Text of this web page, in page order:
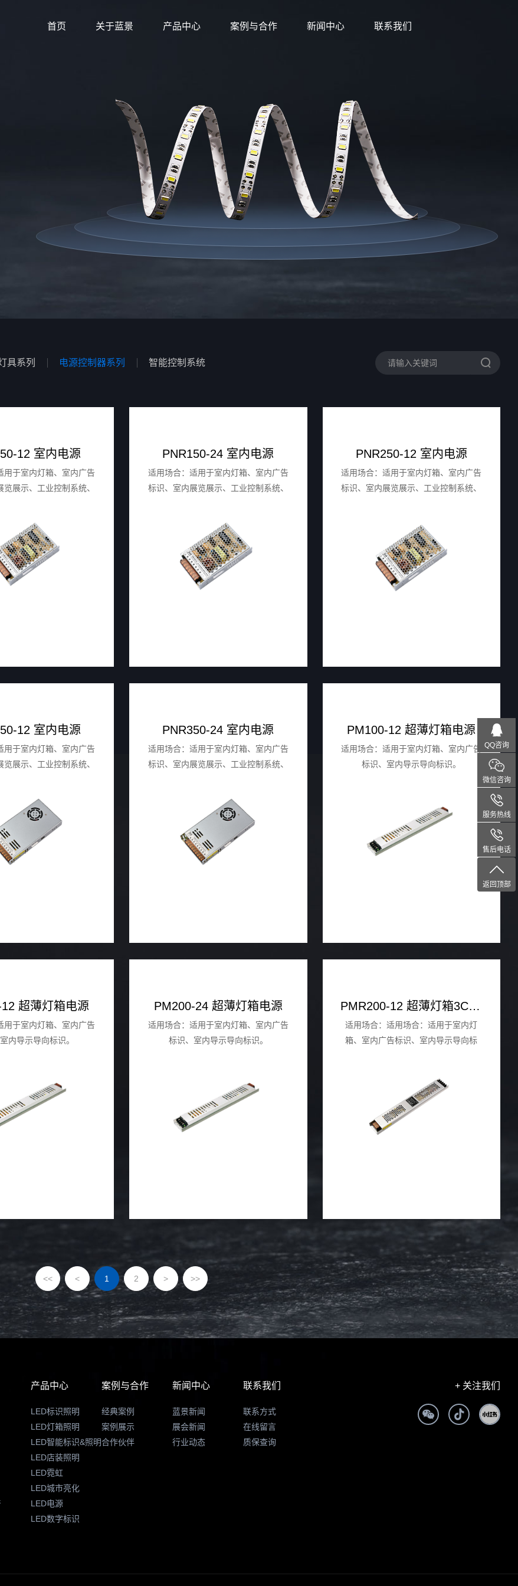
首页 关于蓝景 产品中心 案例与合作 新闻中心 联系我们
具系列 电源控制器系列 智能控制系统
12 室内电源
用于室内灯箱、室内广告
览展示、工业控制系统、
PNR150-24 室内电源
适用场合：适用于室内灯箱、室内广告
标识、室内展览展示、工业控制系统、
PNR250-12 室内电源
适用场合：适用于室内灯箱、室内广告
标识、室内展览展示、工业控制系统、
12 室内电源
用于室内灯箱、室内广告
览展示、工业控制系统、
PNR350-24 室内电源
适用场合：适用于室内灯箱、室内广告
标识、室内展览展示、工业控制系统、
PM100-12 超薄灯箱电源
适用场合：适用于室内灯箱、室内广告
标识、室内导示导向标识。
超薄灯箱电源
用于室内灯箱、室内广告
内导示导向标识。
PM200-24 超薄灯箱电源
适用场合：适用于室内灯箱、室内广告
标识、室内导示导向标识。
PMR200-12 超薄灯箱3C认证电源
适用场合：适用场合：适用于室内灯
箱、室内广告标识、室内导示导向标
<< < 1 2 > >>
产品中心
LED标识照明
LED灯箱照明
LED智能标识&照明
LED店装照明
LED霓虹
LED城市亮化
LED电源
LED数字标识
案例与合作
经典案例
案例展示
合作伙伴
新闻中心
蓝景新闻
展会新闻
行业动态
联系我们
联系方式
在线留言
质保查询
+ 关注我们
QQ咨询
微信咨询
服务热线
售后电话
返回顶部